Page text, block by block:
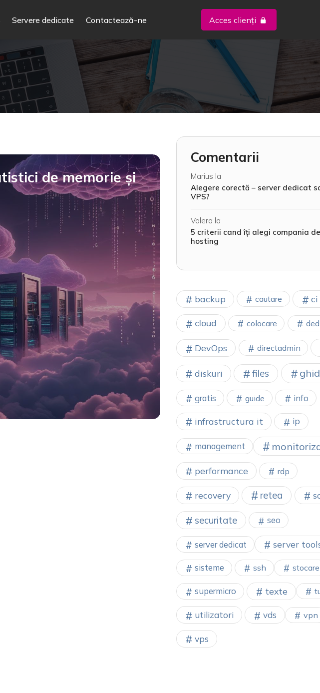
Servere dedicate Contactează-ne Acces clienți
de memorie și
Comentarii
Marius la
Alegere corectă – server dedicat
VPS?
Valera la
5 criterii cand îți alegi compania de
hosting
backup cautare ci
cloud colocare
DevOps directadmin
diskuri files ghid
gratis guide info
infrastructura it ip
management
performance rdp
recovery retea
securitate seo
server dedicat server
sisteme ssh stocare
supermicro texte
utilizatori vds vpn
vps